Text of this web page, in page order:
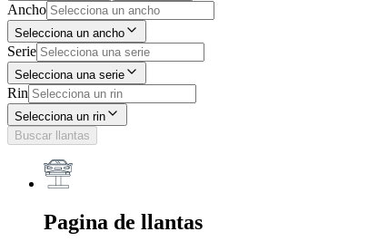
Ancho
Selecciona un ancho
Serie
Selecciona una serie
Rin
Selecciona un rin
Buscar llantas
Pagina de llantas